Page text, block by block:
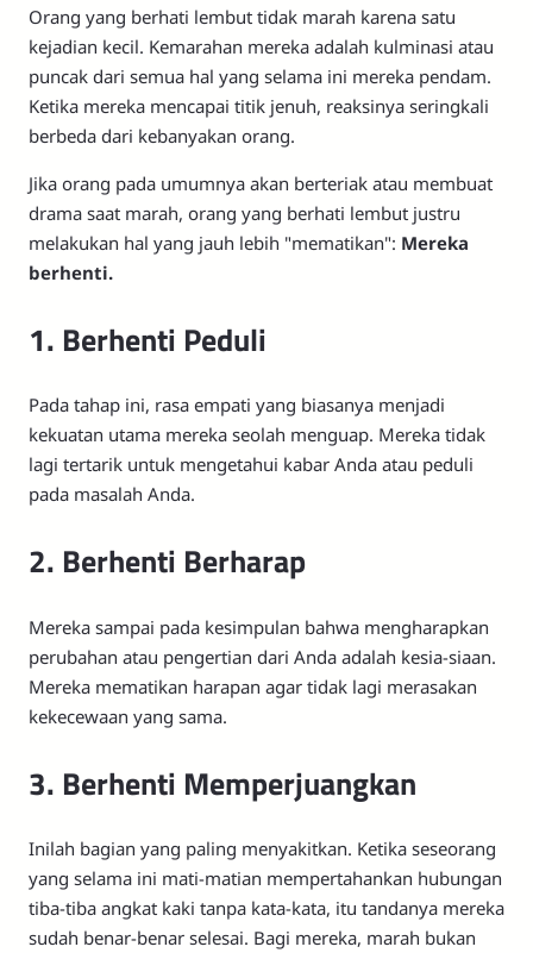
Orang yang berhati lembut tidak marah karena satu
kejadian kecil. Kemarahan mereka adalah kulminasi atau
puncak dari semua hal yang selama ini mereka pendam.
Ketika mereka mencapai titik jenuh, reaksinya seringkali
berbeda dari kebanyakan orang.
Jika orang pada umumnya akan berteriak atau membuat
drama saat marah, orang yang berhati lembut justru
melakukan hal yang jauh lebih "mematikan": Mereka
berhenti.
1. Berhenti Peduli
Pada tahap ini, rasa empati yang biasanya menjadi
kekuatan utama mereka seolah menguap. Mereka tidak
lagi tertarik untuk mengetahui kabar Anda atau peduli
pada masalah Anda.
2. Berhenti Berharap
Mereka sampai pada kesimpulan bahwa mengharapkan
perubahan atau pengertian dari Anda adalah kesia-siaan.
Mereka mematikan harapan agar tidak lagi merasakan
kekecewaan yang sama.
3. Berhenti Memperjuangkan
Inilah bagian yang paling menyakitkan. Ketika seseorang
yang selama ini mati-matian mempertahankan hubungan
tiba-tiba angkat kaki tanpa kata-kata, itu tandanya mereka
sudah benar-benar selesai. Bagi mereka, marah bukan